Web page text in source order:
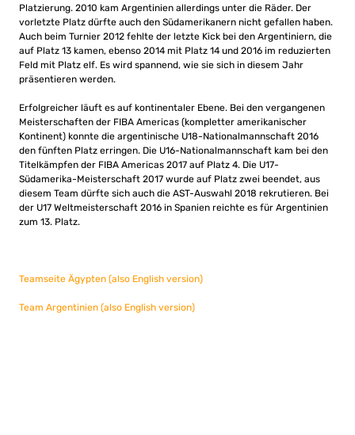
Platzierung. 2010 kam Argentinien allerdings unter die Räder. Der
vorletzte Platz dürfte auch den Südamerikanern nicht gefallen haben.
Auch beim Turnier 2012 fehlte der letzte Kick bei den Argentiniern, die
auf Platz 13 kamen, ebenso 2014 mit Platz 14 und 2016 im reduzierten
Feld mit Platz elf. Es wird spannend, wie sie sich in diesem Jahr
präsentieren werden.
Erfolgreicher läuft es auf kontinentaler Ebene. Bei den vergangenen
Meisterschaften der FIBA Americas (kompletter amerikanischer
Kontinent) konnte die argentinische U18-Nationalmannschaft 2016
den fünften Platz erringen. Die U16-Nationalmannschaft kam bei den
Titelkämpfen der FIBA Americas 2017 auf Platz 4. Die U17-
Südamerika-Meisterschaft 2017 wurde auf Platz zwei beendet, aus
diesem Team dürfte sich auch die AST-Auswahl 2018 rekrutieren. Bei
der U17 Weltmeisterschaft 2016 in Spanien reichte es für Argentinien
zum 13. Platz.
Teamseite Ägypten (also English version)
Team Argentinien (also English version)